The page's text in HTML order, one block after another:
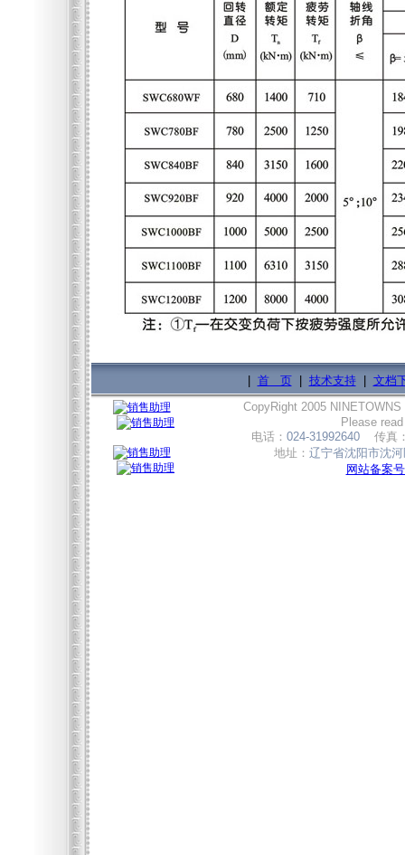
首 页| 技术支持| 文档
CopyRight 2005 NINETOWNS
Please
电话： 024-31992640 传真
地址： 辽宁省沈阳市沈
网站备案